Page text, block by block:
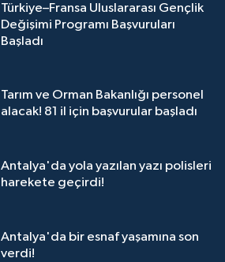
Türkiye–Fransa Uluslararası Gençlik
Değişimi Programı Başvuruları
Başladı
Tarım ve Orman Bakanlığı personel
alacak! 81 il için başvurular başladı
Antalya'da yola yazılan yazı polisleri
harekete geçirdi!
Antalya'da bir esnaf yaşamına son
verdi!